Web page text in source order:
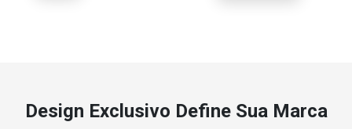
Design Exclusivo Define Sua Marca